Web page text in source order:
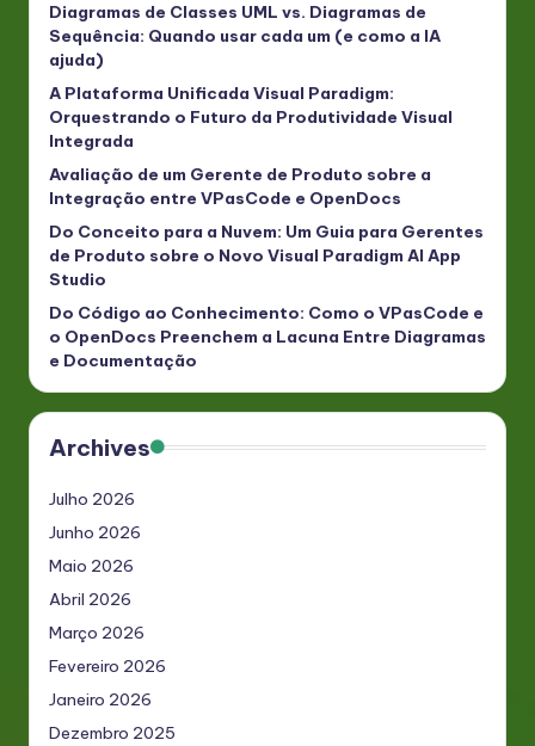
Diagramas de Classes UML vs. Diagramas de
Sequência: Quando usar cada um (e como a IA
ajuda)
A Plataforma Unificada Visual Paradigm:
Orquestrando o Futuro da Produtividade Visual
Integrada
Avaliação de um Gerente de Produto sobre a
Integração entre VPasCode e OpenDocs
Do Conceito para a Nuvem: Um Guia para Gerentes
de Produto sobre o Novo Visual Paradigm AI App
Studio
Do Código ao Conhecimento: Como o VPasCode e
o OpenDocs Preenchem a Lacuna Entre Diagramas
e Documentação
Archives
Julho 2026
Junho 2026
Maio 2026
Abril 2026
Março 2026
Fevereiro 2026
Janeiro 2026
Dezembro 2025